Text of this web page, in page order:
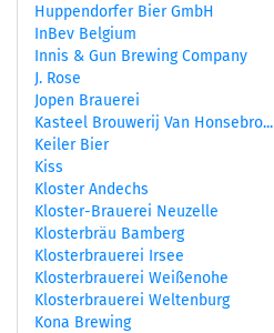
Huppendorfer Bier GmbH
InBev Belgium
Innis & Gun Brewing Company
J. Rose
Jopen Brauerei
Kasteel Brouwerij Van Honsebro...
Keiler Bier
Kiss
Kloster Andechs
Kloster-Brauerei Neuzelle
Klosterbräu Bamberg
Klosterbrauerei Irsee
Klosterbrauerei Weißenohe
Klosterbrauerei Weltenburg
Kona Brewing